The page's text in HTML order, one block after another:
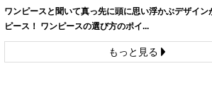
ワンピースと聞いて真っ先に頭に思い浮かぶデザイン
ピース！ ワンピースの選び方のポイ...
もっと見る